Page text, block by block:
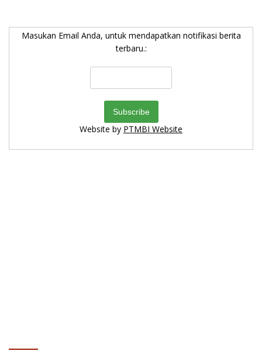
Masukan Email Anda, untuk mendapatkan notifikasi berita
terbaru.:
Website by PTMBI Website